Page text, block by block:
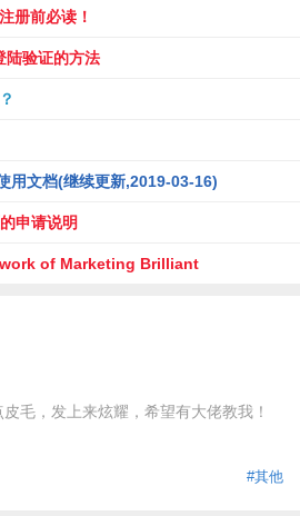
册前必读！
验证的方法
用文档(继续更新,2019-03-16)
申请说明
of Marketing Brilliant
毛，发上来炫耀，希望有大佬教我！
#其他